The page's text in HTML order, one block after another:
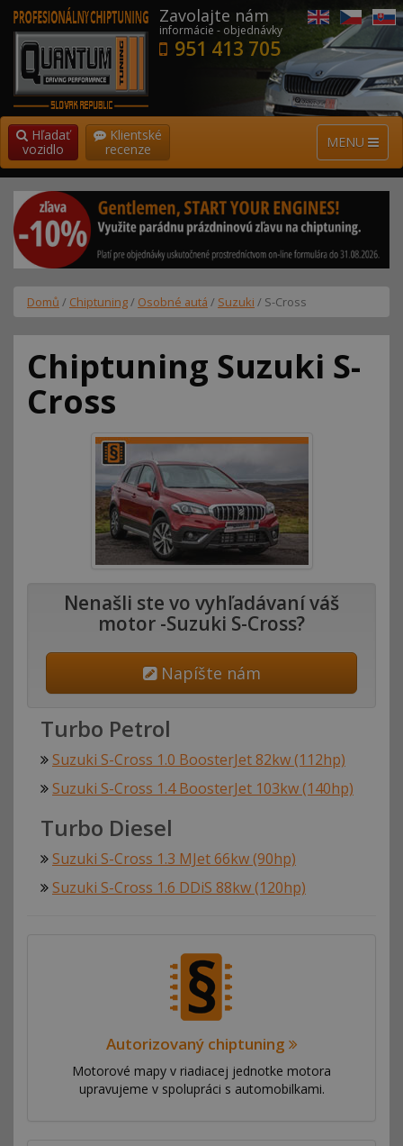
Zavolajte nám
informácie - objednávky
951 413 705
MENU
Hľadať
vozidlo
Klientské
recenze
Domů / Chiptuning/ Osobné autá / Suzuki / S-Cross
Chiptuning Suzuki S-
Cross
Nenašli ste vo vyhľadávaní váš
motor -Suzuki S-Cross?
Napíšte nám
Turbo Petrol
Suzuki S-Cross 1.0 BoosterJet 82kw (112hp)
Suzuki S-Cross 1.4 BoosterJet 103kw (140hp)
Turbo Diesel
Suzuki S-Cross 1.3 MJet 66kw (90hp)
Suzuki S-Cross 1.6 DDiS 88kw (120hp)
Autorizovaný chiptuning
Motorové mapy v riadiacej jednotke motora
upravujeme v spolupráci s automobilkami.